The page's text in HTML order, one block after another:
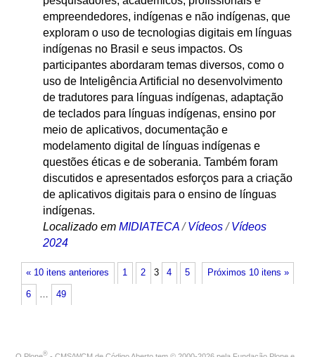
empreendedores, indígenas e não indígenas, que
exploram o uso de tecnologias digitais em línguas
indígenas no Brasil e seus impactos. Os
participantes abordaram temas diversos, como o
uso de Inteligência Artificial no desenvolvimento
de tradutores para línguas indígenas, adaptação
de teclados para línguas indígenas, ensino por
meio de aplicativos, documentação e
modelamento digital de línguas indígenas e
questões éticas e de soberania. Também foram
discutidos e apresentados esforços para a criação
de aplicativos digitais para o ensino de línguas
indígenas.
Localizado em MIDIATECA /Vídeos /Vídeos
2024
« 10 itens anteriores Próximos 10 itens »
1 2 3 4 5
6 … 49
®